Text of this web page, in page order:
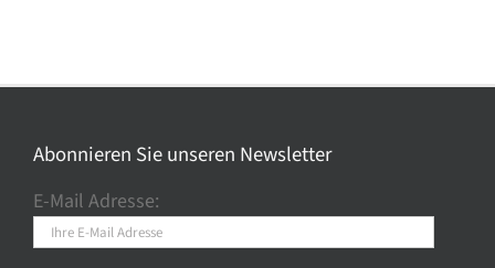
Abonnieren Sie unseren Newsletter
E-Mail Adresse: